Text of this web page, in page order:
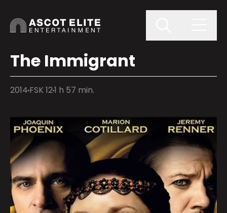
The Immigrant
2014 FSK 121 h 57 min.